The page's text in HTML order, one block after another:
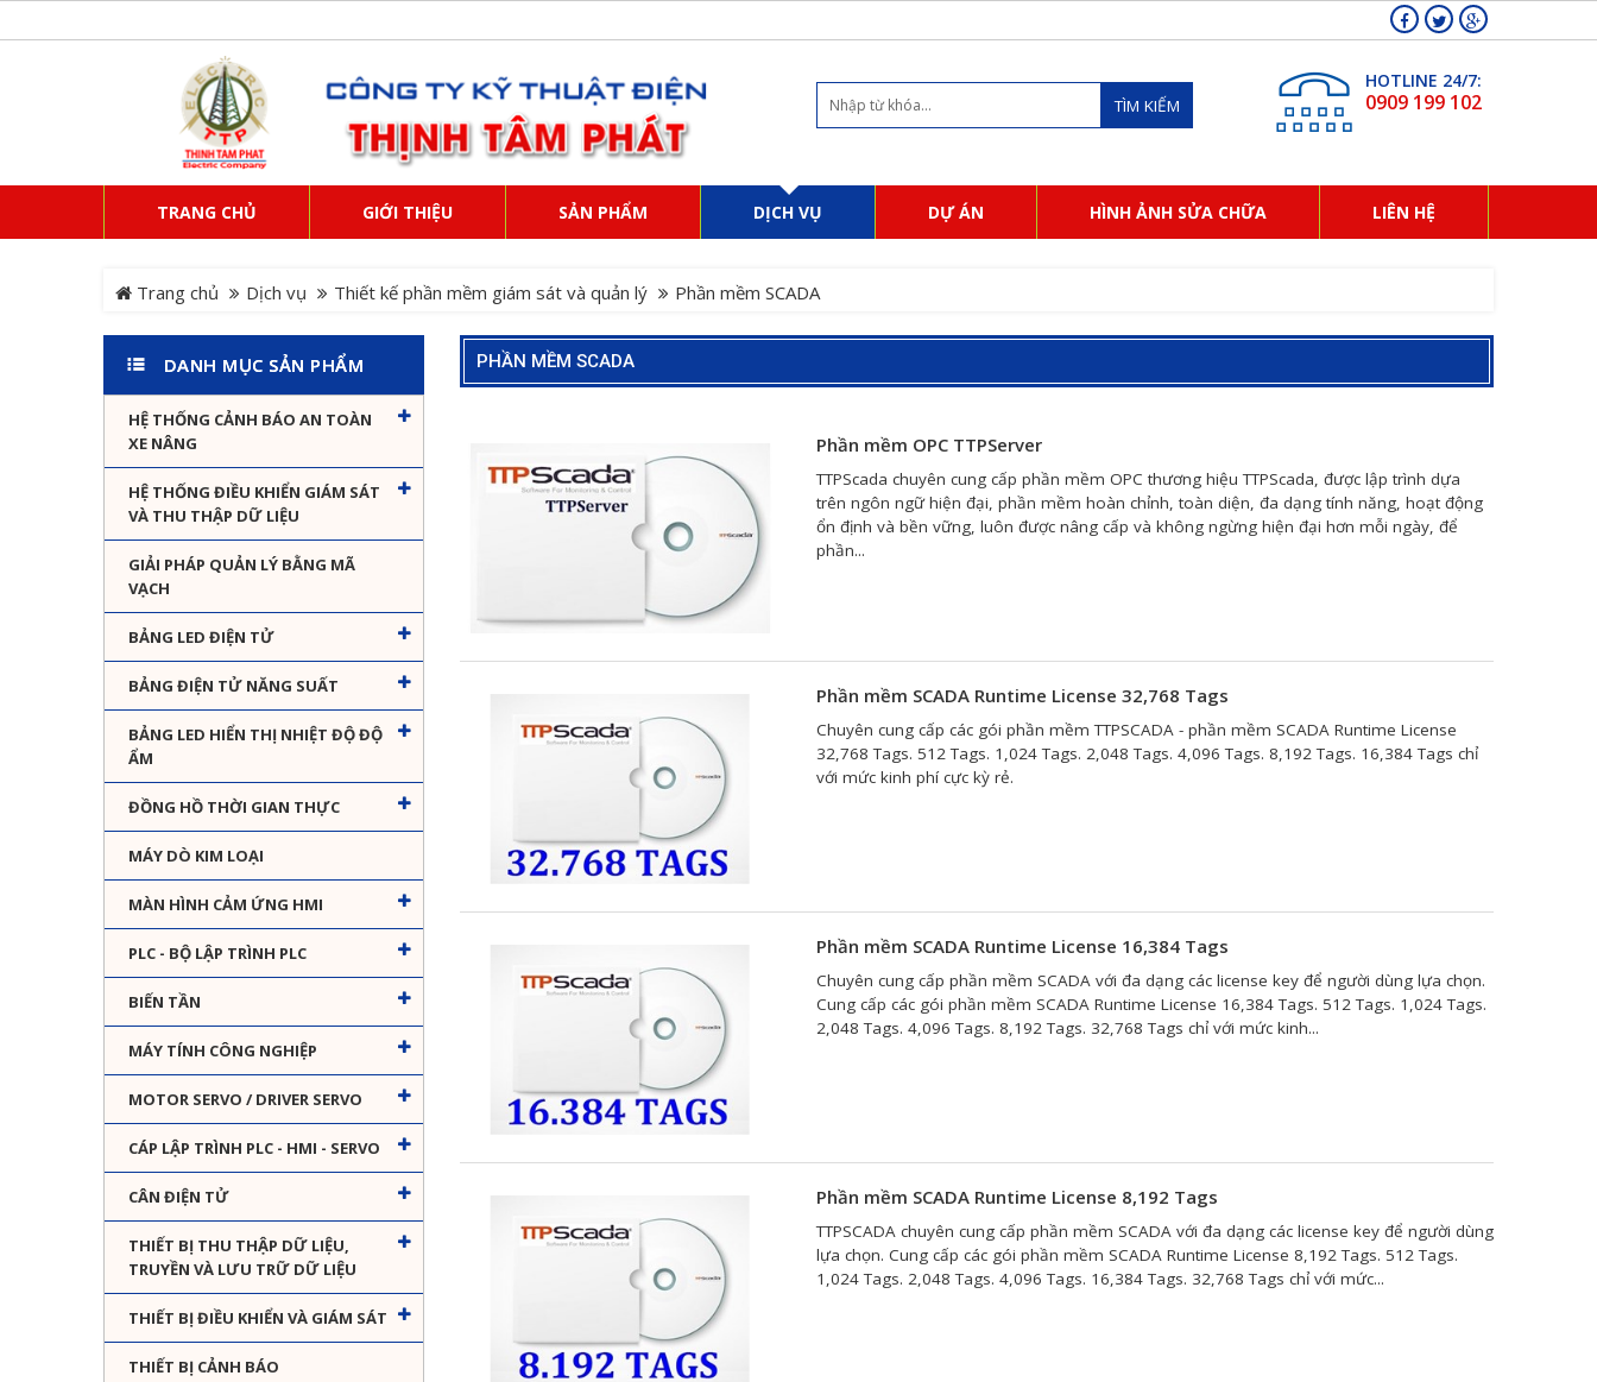
TÌM KIẾM
HOTLINE 24/7:
0909 199 102
TRANG CHỦ GIỚI THIỆU SẢN PHẨM DỊCH VỤ DỰ ÁN HÌNH ẢNH SỬA CHỮA LIÊN HỆ
Trang chủ Dịch vụ Thiết kế phần mềm giám sát và quản lý Phần mềm SCADA
DANH MỤC SẢN PHẨM
HỆ THỐNG CẢNH BÁO AN TOÀN
XE NÂNG
HỆ THỐNG ĐIỀU KHIỂN GIÁM SÁT
VÀ THU THẬP DỮ LIỆU
GIẢI PHÁP QUẢN LÝ BẰNG MÃ
VẠCH
BẢNG LED ĐIỆN TỬ
BẢNG ĐIỆN TỬ NĂNG SUẤT
BẢNG LED HIỂN THỊ NHIỆT ĐỘ ĐỘ
ẨM
ĐỒNG HỒ THỜI GIAN THỰC
MÁY DÒ KIM LOẠI
MÀN HÌNH CẢM ỨNG HMI
PLC - BỘ LẬP TRÌNH PLC
BIẾN TẦN
MÁY TÍNH CÔNG NGHIỆP
MOTOR SERVO / DRIVER SERVO
CÁP LẬP TRÌNH PLC - HMI - SERVO
CÂN ĐIỆN TỬ
THIẾT BỊ THU THẬP DỮ LIỆU,
TRUYỀN VÀ LƯU TRỮ DỮ LIỆU
THIẾT BỊ ĐIỀU KHIỂN VÀ GIÁM SÁT
THIẾT BỊ CẢNH BÁO
PHẦN MỀM SCADA
Phần mềm OPC TTPServer
TTPScada chuyên cung cấp phần mềm OPC thương hiệu TTPScada, được lập trình dựa
trên ngôn ngữ hiện đại, phần mềm hoàn chỉnh, toàn diện, đa dạng tính năng, hoạt động
ổn định và bền vững, luôn được nâng cấp và không ngừng hiện đại hơn mỗi ngày, để
phần...
Phần mềm SCADA Runtime License 32,768 Tags
Chuyên cung cấp các gói phần mềm TTPSCADA - phần mềm SCADA Runtime License
32,768 Tags. 512 Tags. 1,024 Tags. 2,048 Tags. 4,096 Tags. 8,192 Tags. 16,384 Tags chỉ
với mức kinh phí cực kỳ rẻ.
Phần mềm SCADA Runtime License 16,384 Tags
Chuyên cung cấp phần mềm SCADA với đa dạng các license key để người dùng lựa chọn.
Cung cấp các gói phần mềm SCADA Runtime License 16,384 Tags. 512 Tags. 1,024 Tags.
2,048 Tags. 4,096 Tags. 8,192 Tags. 32,768 Tags chỉ với mức kinh...
Phần mềm SCADA Runtime License 8,192 Tags
TTPSCADA chuyên cung cấp phần mềm SCADA với đa dạng các license key để người dùng
lựa chọn. Cung cấp các gói phần mềm SCADA Runtime License 8,192 Tags. 512 Tags.
1,024 Tags. 2,048 Tags. 4,096 Tags. 16,384 Tags. 32,768 Tags chỉ với mức...